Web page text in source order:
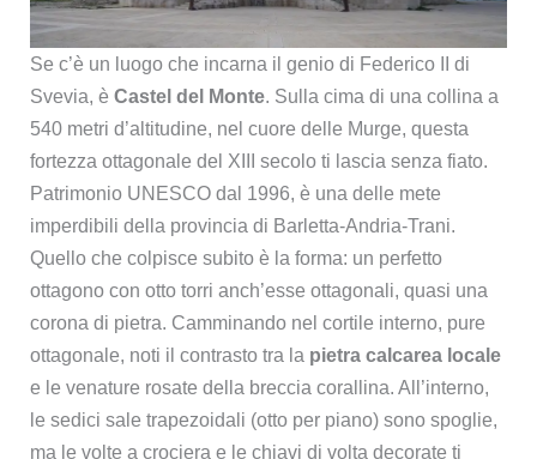
Se c’è un luogo che incarna il genio di Federico II di
Svevia, è Castel del Monte. Sulla cima di una collina a
540 metri d’altitudine, nel cuore delle Murge, questa
fortezza ottagonale del XIII secolo ti lascia senza fiato.
Patrimonio UNESCO dal 1996, è una delle mete
imperdibili della provincia di Barletta-Andria-Trani.
Quello che colpisce subito è la forma: un perfetto
ottagono con otto torri anch’esse ottagonali, quasi una
corona di pietra. Camminando nel cortile interno, pure
ottagonale, noti il contrasto tra la pietra calcarea locale
e le venature rosate della breccia corallina. All’interno,
le sedici sale trapezoidali (otto per piano) sono spoglie,
ma le volte a crociera e le chiavi di volta decorate ti